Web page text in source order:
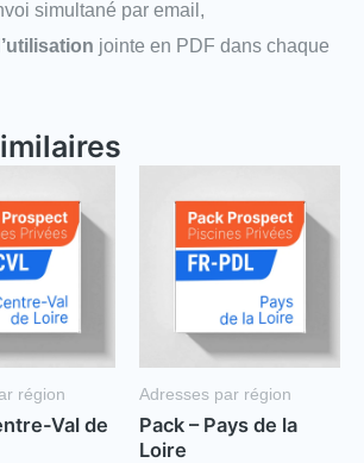
simultané par email,
jointe en PDF dans chaque
région
Val de
Adresses par région
Pack – Pays de la
Loire